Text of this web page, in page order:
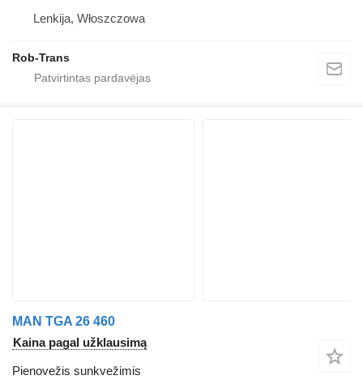
Lenkija, Włoszczowa
Rob-Trans
MAN TGA 26 460
Kaina pagal užklausimą
Pienovežis sunkvežimis